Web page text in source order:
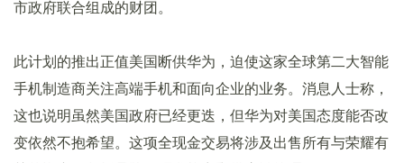
市政府联合组成的财团。
此计划的推出正值美国断供华为，迫使这家全球第二大智能
手机制造商关注高端手机和面向企业的业务。消息人士称，
这也说明虽然美国政府已经更迭，但华为对美国态度能否改
变依然不抱希望。这项全现金交易将涉及出售所有与荣耀有